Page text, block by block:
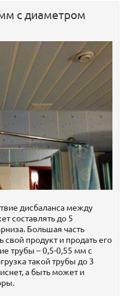
с диаметром
дисбаланса между
составлять до 5
Большая часть
продукт и продать его
трубы – 0,5-0,55 мм с
такой трубы до 3
а быть может и